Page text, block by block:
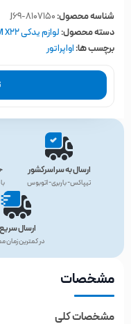
شناسه محصول:J69-8107150
دسته محصول:لوازم یدکی MVM X22
برچسب ها:اواپراتور
ارسال به سراسرکشور
تیپاکس- باربری- اتوبوس
ارسال سریع
در کمترین زمان
مشخصات
مشخصات کلی